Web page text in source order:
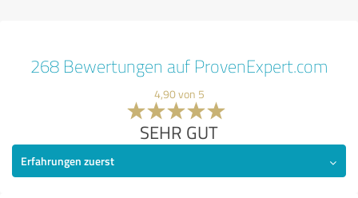
268 Bewertungen auf ProvenExpert.com
4,90 von 5
SEHR GUT
Erfahrungen zuerst